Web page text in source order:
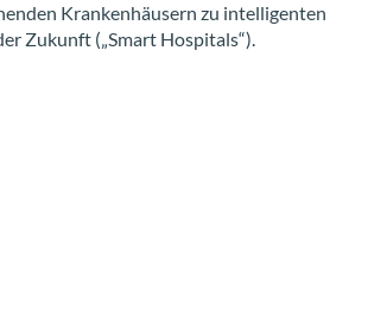
Kran­ken­häu­sern zu in­tel­li­gen­ten
Zu­kunft („Smart Hos­pi­tals“).